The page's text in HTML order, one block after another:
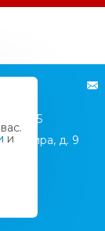
д. 85
Мира, д. 9
и